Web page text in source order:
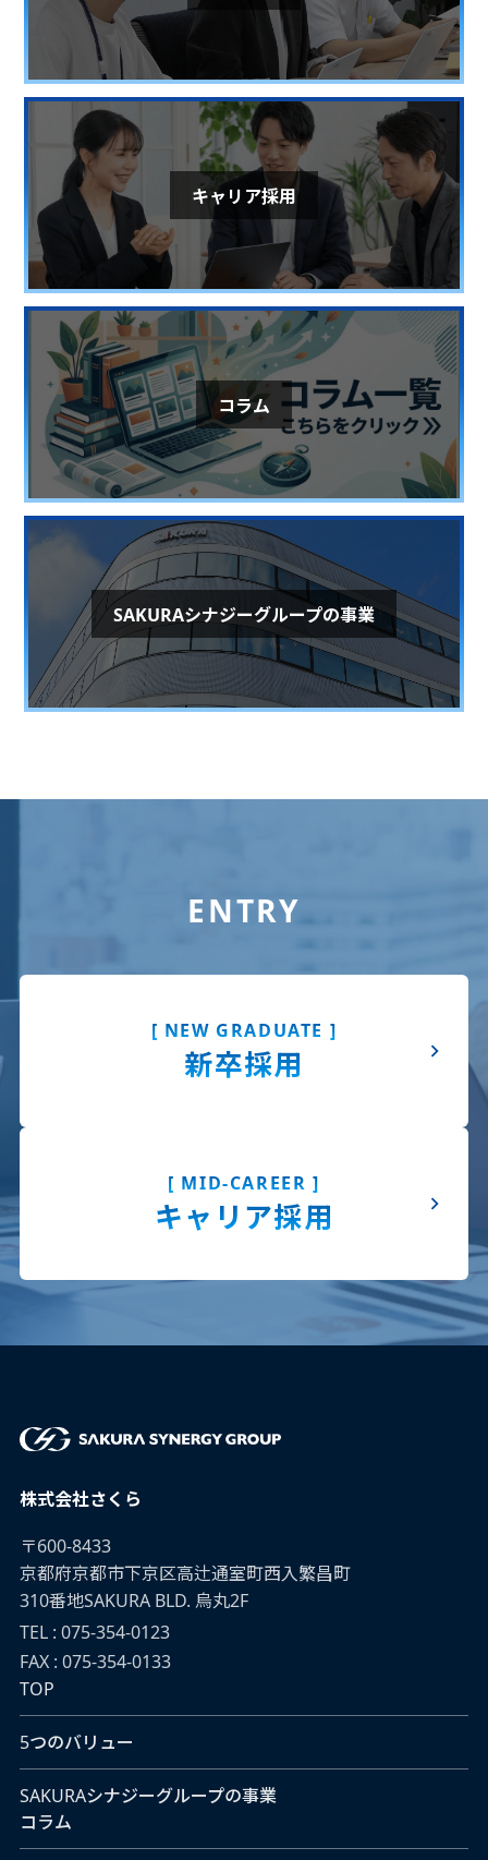
キャリア採用
コラム
SAKURAシナジーグループの事業
ENTRY
[ NEW GRADUATE ]
新卒採用
[ MID-CAREER ]
キャリア採用
株式会社さくら
〒600-8433
京都府京都市下京区高辻通室町西入繁昌町
310番地SAKURA BLD. 烏丸2F
TEL : 075-354-0123
FAX : 075-354-0133
TOP
5つのバリュー
SAKURAシナジーグループの事業
コラム